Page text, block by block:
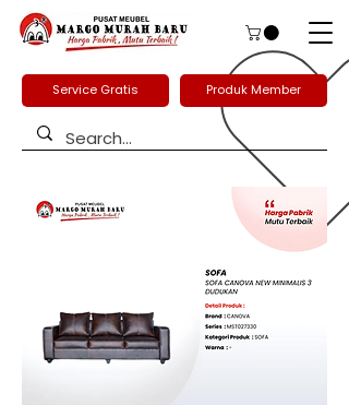
Service Gratis Produk Member